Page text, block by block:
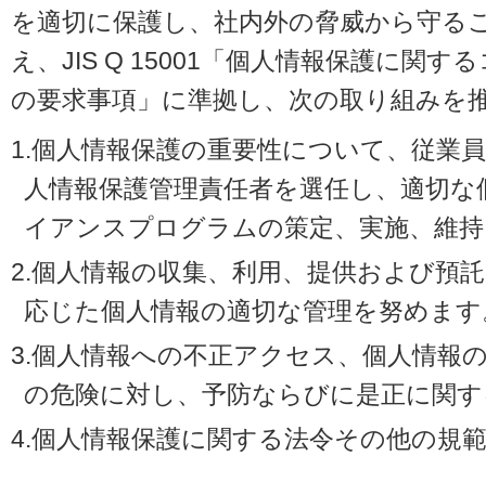
を適切に保護し、社内外の脅威から守る
え、JIS Q 15001「個人情報保護に関す
の要求事項」に準拠し、次の取り組みを
1.個人情報保護の重要性について、従業
人情報保護管理責任者を選任し、適切
イアンスプログラムの策定、実施、維
2.個人情報の収集、利用、提供および預
応じた個人情報の適切な管理を努めま
3.個人情報への不正アクセス、個人情報
の危険に対し、予防ならびに是正に関
4.個人情報保護に関する法令その他の規